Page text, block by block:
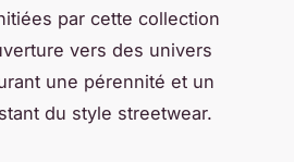
par cette collection
vers des univers
une pérennité et un
du style streetwear.